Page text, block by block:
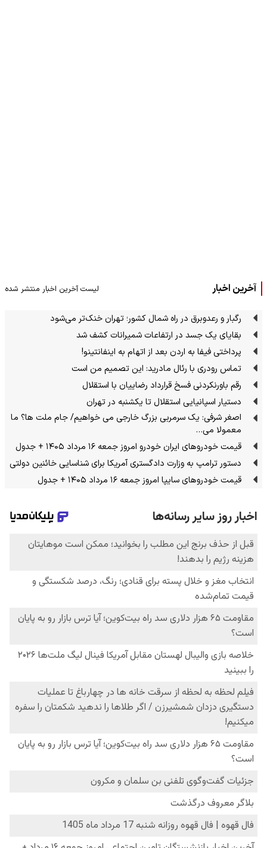
آخرین اخبار لیست آخرین اخبار منتشر شده
رگبار و رعدوبرق در راه شمال کشور؛ تهران خنک‌تر می‌شود
بقایای یک جسد در ارتفاعات شمیرانات کشف شد
پرداختی فیفا به اردن بعد از اتهام به اینفانتینو!
تماس رودری با رئال مادرید: این تصمیم من است
رقم باورنکردنی فسخ قرارداد رضاییان با استقلال
دستیار اسپانیایی استقلال تا یکشنبه در تهران
اصغر شرفی: یک سرمربی بزرگ خارجی می خواهیم/ جام ملت ها؟ ما
معمولا می…
قیمت خودرو‌های ایران خودرو امروز جمعه ۱۶ مرداد ۱۴۰۵ + جدول
دستور ترامپ به وزارت دادگستری آمریکا برای شناسایی خائنین دولتی
قیمت خودرو‌های سایپا امروز جمعه ۱۶ مرداد ۱۴۰۵ + جدول